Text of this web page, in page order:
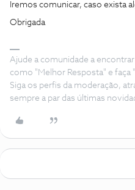
Iremos comunicar, caso exista
Obrigada
Ajude a comunidade a
como "Melhor Resposta" e
Siga os perfis da moderação,
sempre a par das últimas